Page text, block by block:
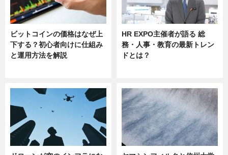
ビットコインの価格はなぜ上
下する？初心者向けに仕組み
と運用方法を解説
HR EXPO主催者が語る 総
務・人事・教育の最新トレン
ドとは？